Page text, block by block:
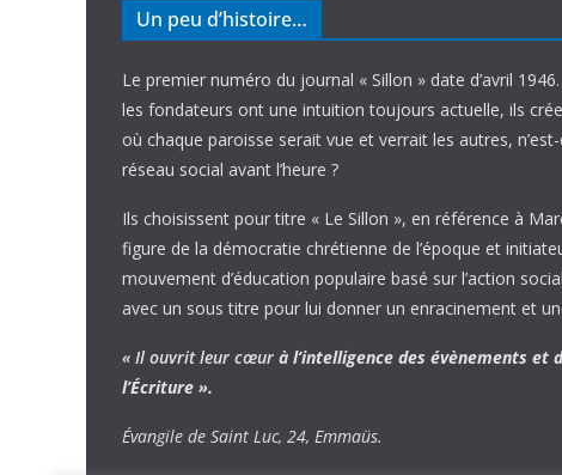
Un peu d’histoire…
Le premier numéro du journal « Sillon » date d’avril
les fondateurs ont une intuition toujours actuelle, ils
où chaque paroisse serait vue et verrait les autres,
réseau social avant l’heure ?
Ils choisissent pour titre « Le Sillon », en référence à
figure de la démocratie chrétienne de l’époque et
mouvement d’éducation populaire basé sur l’action
avec un sous titre pour lui donner un enracinement et
« Il ouvrit leur cœur à l’intelligence des évènements et
l’Écriture ».
Évangile de Saint Luc, 24, Emmaüs.